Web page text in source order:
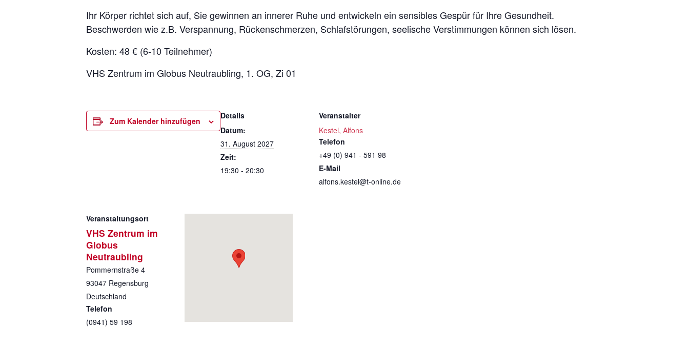
Ihr Körper richtet sich auf, Sie gewinnen an innerer Ruhe und entwickeln ein sensibles Gespür für Ihre Gesundheit.
Beschwerden wie z.B. Verspannung, Rückenschmerzen, Schlafstörungen, seelische Verstimmungen können sich lösen.
Kosten: 48 € (6-10 Teilnehmer)
VHS Zentrum im Globus Neutraubling, 1. OG, Zi 01
Zum Kalender hinzufügen
Details
Datum:
31. August 2027
Zeit:
19:30 - 20:30
Veranstalter
Kestel, Alfons
Telefon
+49 (0) 941 - 591 98
E-Mail
alfons.kestel@t-online.de
Veranstaltungsort
VHS Zentrum im
Globus
Neutraubling
Pommernstraße 4
93047 Regensburg
Deutschland
Telefon
(0941) 59 198